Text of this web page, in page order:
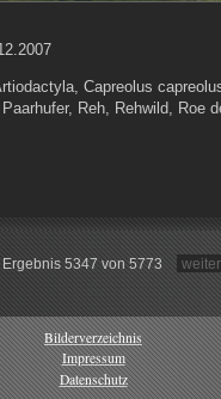
Capreolus
Reh, Rehwild, Roe
5347 von 5773 weiter
Bilderverzeichnis
Impressum
Datenschutz